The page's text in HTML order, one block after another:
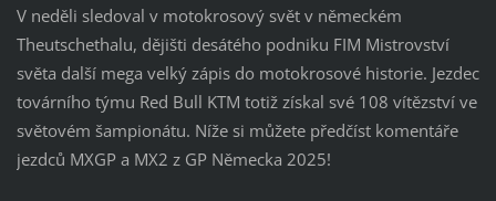
V neděli sledoval v motokrosový svět v německém
Theutschethalu, dějišti desátého podniku FIM Mistrovství
světa další mega velký zápis do motokrosové historie. Jezdec
továrního týmu Red Bull KTM totiž získal své 108 vítězství ve
světovém šampionátu. Níže si můžete předčíst komentáře
jezdců MXGP a MX2 z GP Německa 2025!